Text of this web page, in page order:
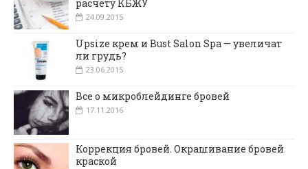
расчету КБЖУ
24.09.2015
Upsize крем и Bust Salon Spa — увеличат
ли грудь?
23.06.2015
Все о микроблейдинге бровей
17.11.2016
Коррекция бровей. Окрашивание бровей
краской